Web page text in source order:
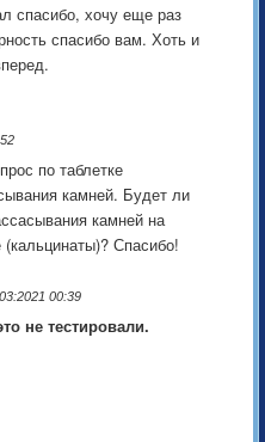
спасибо, хочу еще раз
спасибо вам. Хоть и
по таблетке
камней. Будет ли
камней на
Спасибо!
00:39
не тестировали.